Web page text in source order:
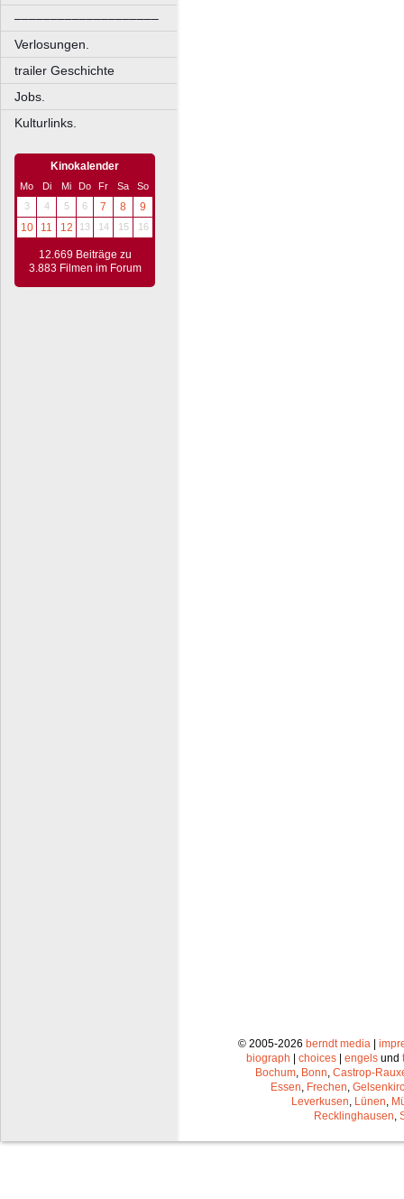
––––––––––––––––––––
Verlosungen.
trailer Geschichte
Jobs.
Kulturlinks.
Kinokalender
Mo Di Mi Do Fr Sa
So
3
4 5 6 7 8
9
10
11 12 13 14 15 16
12.669 Beiträge zu
3.883 Filmen im Forum
© 2005-2026 berndt media |
biograph | choices | engels und
Bochum Bonn Castrop-
Essen Frechen
Leverkusen Lünen
Recklinghausen